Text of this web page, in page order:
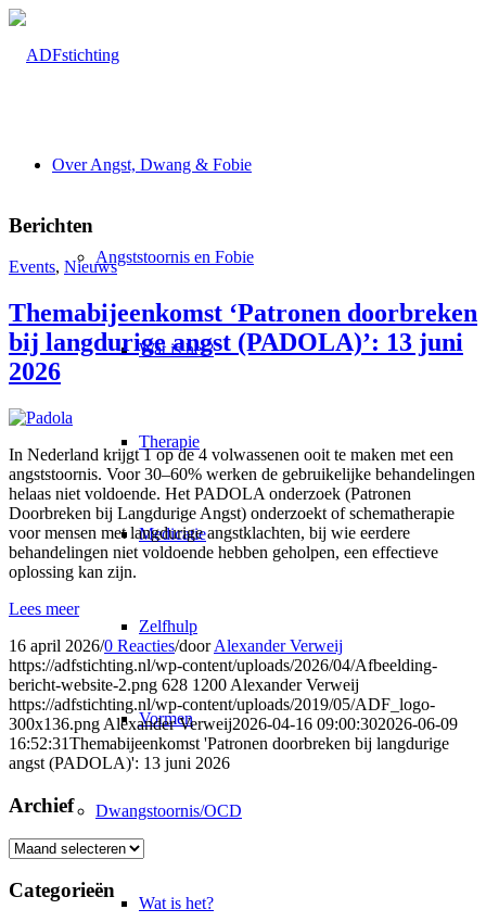
Over Angst, Dwang & Fobie
Angststoornis en Fobie
Wat is het?
Therapie
Medicatie
Zelfhulp
Vormen
Dwangstoornis/OCD
Wat is het?
Berichten
Events, Nieuws
Themabijeenkomst ‘Patronen doorbreken
bij langdurige angst (PADOLA)’: 13 juni
2026
In Nederland krijgt 1 op de 4 volwassenen ooit te maken met een
angststoornis. Voor 30–60% werken de gebruikelijke behandelingen
helaas niet voldoende. Het PADOLA onderzoek (Patronen
Doorbreken bij Langdurige Angst) onderzoekt of schematherapie
voor mensen met langdurige angstklachten, bij wie eerdere
behandelingen niet voldoende hebben geholpen, een effectieve
oplossing kan zijn.
Lees meer
16 april 2026/0 Reacties/doorAlexander Verweij
https://adfstichting.nl/wp-content/uploads/2026/04/Afbeelding-
bericht-website-2.png 628 1200 Alexander Verweij
https://adfstichting.nl/wp-content/uploads/2019/05/ADF_logo-
300x136.png Alexander Verweij2026-04-16 09:00:302026-06-09
16:52:31Themabijeenkomst 'Patronen doorbreken bij langdurige
angst (PADOLA)': 13 juni 2026
Archief
Archief
Categorieën